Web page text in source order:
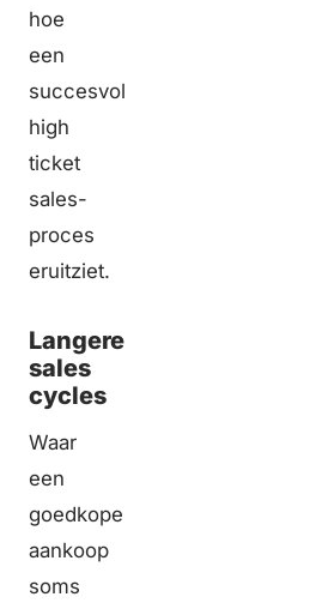
hoe
een
succesvol
high
ticket
sales-
proces
eruitziet.
Langere
sales
cycles
Waar
een
goedkope
aankoop
soms